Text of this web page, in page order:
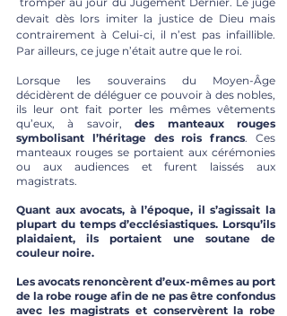
devait dès lors imiter la justice de Dieu mais
contrairement à Celui-ci, il n’est pas infaillible.
Par ailleurs, ce juge n’était autre que le roi.
Lorsque les souverains du Moyen-Âge
décidèrent de déléguer ce pouvoir à des nobles,
ils leur ont fait porter les mêmes vêtements
qu’eux, à savoir, des manteaux rouges
symbolisant l’héritage des rois francs. Ces
manteaux rouges se portaient aux cérémonies
ou aux audiences et furent laissés aux
magistrats.
Quant aux avocats, à l’époque, il s’agissait la
plupart du temps d’ecclésiastiques. Lorsqu’ils
plaidaient, ils portaient une soutane de
couleur noire.
Les avocats renoncèrent d’eux-mêmes au port
de la robe rouge afin de ne pas être confondus
avec les magistrats et conservèrent la robe